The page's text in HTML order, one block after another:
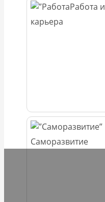
Работа и
карьера
Саморазвитие